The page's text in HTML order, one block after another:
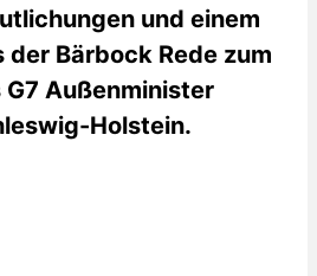
und einem
Bärbock Rede zum
Außenminister
Holstein.